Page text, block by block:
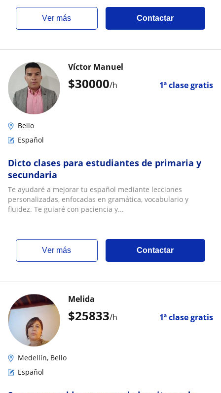
ver más Contactar
$30000/h 1ª clase gratis
Víctor Manuel
Bello
Español
Dicto clases para estudiantes de primaria y
secundaria
Te ayudaré a mejorar tu español mediante lecciones
personalizadas, enfocadas en gramática, vocabulario y
fluidez. Te guiaré con paciencia y...
ver más Contactar
$25833/h 1ª clase gratis
Melida
Medellín, Bello
Español